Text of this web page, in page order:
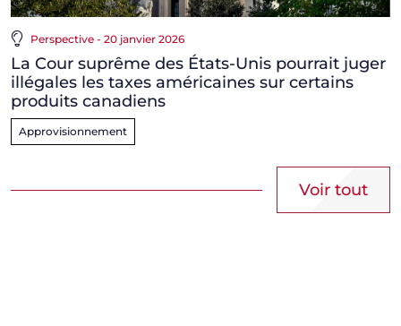
Perspective - 20 janvier 2026
La Cour suprême des États-Unis pourrait juger
illégales les taxes américaines sur certains
produits canadiens
Approvisionnement
Voir tout